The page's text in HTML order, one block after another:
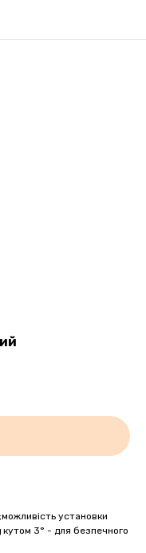
установки
кутом 3° - для безпечного